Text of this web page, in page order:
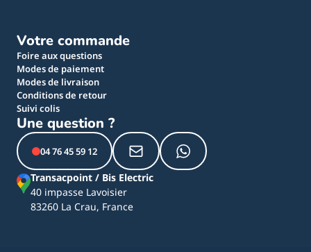
Votre commande
Foire aux questions
Modes de paiement
Modes de livraison
Conditions de retour
Suivi colis
Une question ?
04 76 45 59 12
Transacpoint / Bis Electric
40 impasse Lavoisier
83260 La Crau, France